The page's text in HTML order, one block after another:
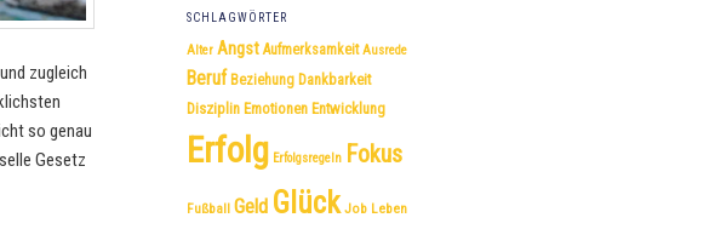
zugleich
so genau
Gesetz
SCHLAGWÖRTER
Alter Angst Aufmerksamkeit Ausrede
Beruf Beziehung Dankbarkeit
Disziplin Emotionen Entwicklung
Erfolg Erfolgsregeln Fokus
Fußball Geld Glück Job Leben